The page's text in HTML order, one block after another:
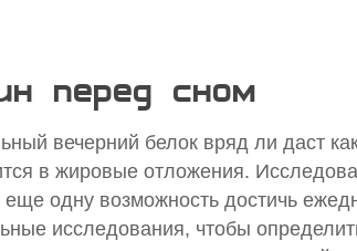
перед сном
вечерний белок вряд ли даст
в жировые отложения.
еще одну возможность достичь
исследования, чтобы